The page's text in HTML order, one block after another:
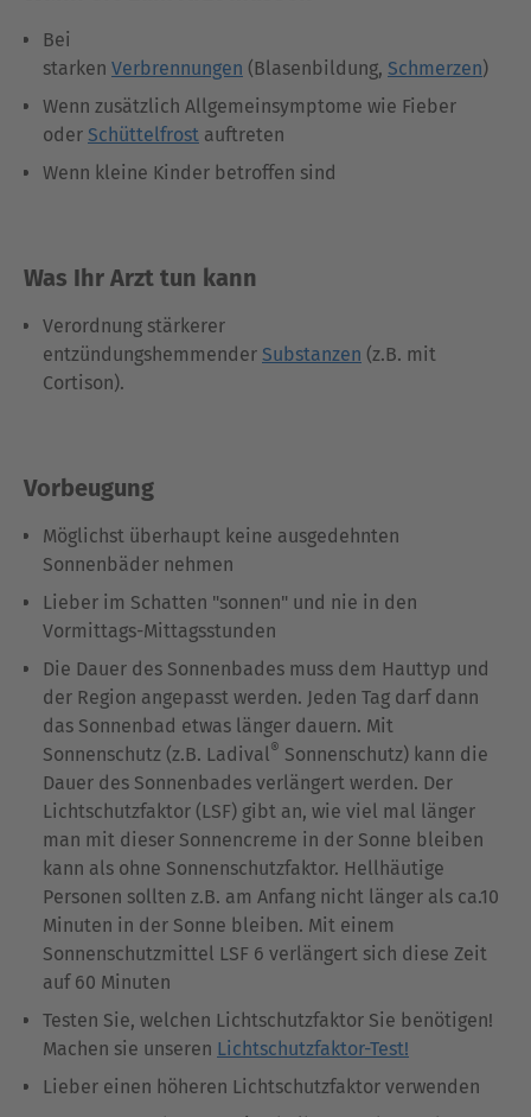
Bei
starken Verbrennungen (Blasenbildung, Schmerzen)
Wenn zusätzlich Allgemeinsymptome wie Fieber
oder Schüttelfrost auftreten
Wenn kleine Kinder betroffen sind
Was Ihr Arzt tun kann
Verordnung stärkerer
entzündungshemmender Substanzen (z.B. mit
Cortison).
Vorbeugung
Möglichst überhaupt keine ausgedehnten
Sonnenbäder nehmen
Lieber im Schatten "sonnen" und nie in den
Vormittags-Mittagsstunden
Die Dauer des Sonnenbades muss dem Hauttyp und
der Region angepasst werden. Jeden Tag darf dann
das Sonnenbad etwas länger dauern. Mit
Sonnenschutz (z.B. Ladival® Sonnenschutz) kann die
Dauer des Sonnenbades verlängert werden. Der
Lichtschutzfaktor (LSF) gibt an, wie viel mal länger
man mit dieser Sonnencreme in der Sonne bleiben
kann als ohne Sonnenschutzfaktor. Hellhäutige
Personen sollten z.B. am Anfang nicht länger als ca.10
Minuten in der Sonne bleiben. Mit einem
Sonnenschutzmittel LSF 6 verlängert sich diese Zeit
auf 60 Minuten
Testen Sie, welchen Lichtschutzfaktor Sie benötigen!
Machen sie unseren Lichtschutzfaktor-Test!
Lieber einen höheren Lichtschutzfaktor verwenden